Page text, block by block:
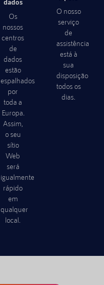
dados
Os
nossos
centros
de
dados
estão
espalhados
por
toda a
Europa.
Assim,
o seu
sítio
Web
será
igualmente
rápido
em
qualquer
local.
O nosso
serviço
de
assistência
está à
sua
disposição
todos os
dias.